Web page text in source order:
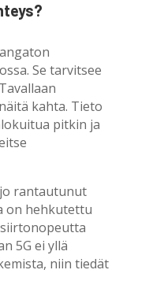
Se tarvitsee
kahta. Tieto
pitkin ja
rantautunut
on hehkutettu
5G ei yllä
niin tiedät